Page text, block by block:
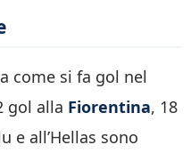
come si fa gol nel
gol alla Fiorentina, 18
e all’Hellas sono